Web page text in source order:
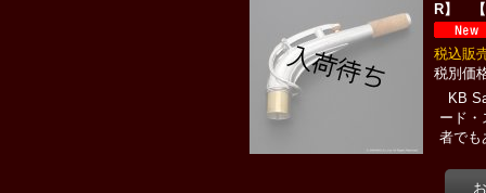
R】 【
税込
KB
ード
者で